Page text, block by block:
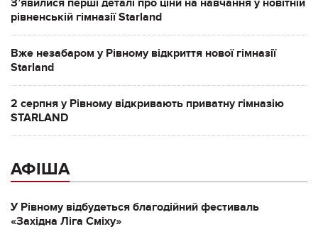
рівненській гімназії Starland
Вже незабаром у Рівному відкриття нової гімназії
Starland
2 серпня у Рівному відкривають приватну гімназію
STARLAND
АФІША
У Рівному відбудеться благодійний фестиваль
«Західна Ліга Сміху»